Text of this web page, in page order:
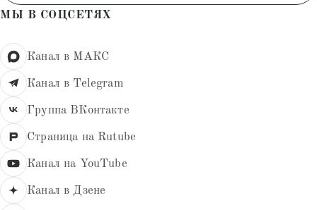
МЫ В СОЦСЕТЯХ
Канал в МАКС
Канал в Telegram
Группа ВКонтакте
Страница на Rutube
Канал на YouTube
Канал в Дзене